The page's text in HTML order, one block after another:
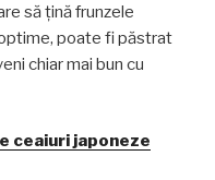
să țină frunzele
poate fi păstrat
chiar mai bun cu
ceaiuri japoneze